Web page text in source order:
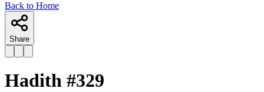
Back to Home
Share
Hadith #329